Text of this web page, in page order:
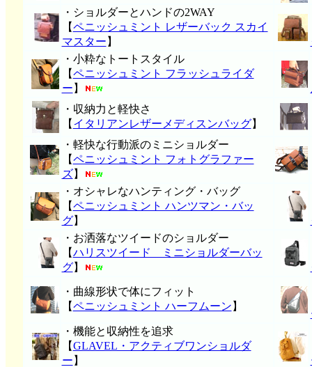
・ショルダーとハンドの2WAY
【ペニッシュミント レザーバック スカイ
マスター 】
・小粋なトートスタイル
【ペニッシュミント フラッシュライダ
ー 】
・収納力と軽快さ
【 イタリアンレザーメディスンバッグ】
・軽快な行動派のミニショルダー
【ペニッシュミント フォトグラファー
ズ】
・オシャレなハンティング・バッグ
【ペニッシュミント ハンツマン・バッ
グ】
・お洒落なツイードのショルダー
【ハリスツイード ミニショルダーバッ
グ】
・曲線形状で体にフィット
【ペニッシュミント ハーフムーン 】
・機能と収納性を追求
【GLAVEL・アクティブワンショルダ
ー 】